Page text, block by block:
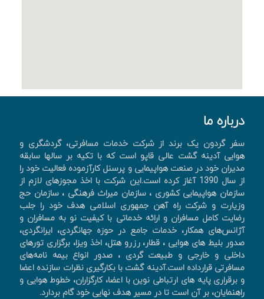
درباره ما
سفر گردون یک برند از شرکت خدمات مسافرتی، گردشگری و
هوایی آدینه گشت عالی قاپو است که با تکیه بر سالها سابقه
مدیران خود در صنعت هواپیمایی و پرسنل کارآزموده فعالیت خود را
از سال 1390 آغاز کرده است.این شرکت با اخذ مجوزهای لازم از
سازمان هواپیمایی کشوری ، سازمان میراث فرهنگی ، سازمان حج
وزیارت و شرکت راه آهن جمهوری اسلامی هدف خود را جلب
رضایت کامل مسافران و ارائه خدماتی با کیفیت نو به مسافران و
آژانس‌های همکار، خدمات جامع در حوزه جهانگردی، ايرانگردی،
صدور بليط های هوايی ، قطار، رزرو هتل، اخذ ويزا، برگزاری تورهای
داخلی و خارجی و طبیعت گردی ، صدور انواع بیمه نامه‌های
مسافرتی قرارداده است.آدینه گشت با بکارگیری نظرات سازنده اعضا
و برقراری پایه های ارتباطی نوین با اعضا، کارگزاران، خطوط هوایی و
راهنمایان، بر آن است تا در مسیر هدف نهایی خود گام بردارد.